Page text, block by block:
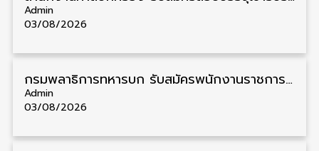
Admin
03/08/2026
กรมพลาธิการทหารบก รับสมัครพนักงานราชการ วุฒิ ม.3/ม.6/ปวช. 66 อัตรา รับสมัคร 10 – 17 สิงหาคม
Admin
03/08/2026